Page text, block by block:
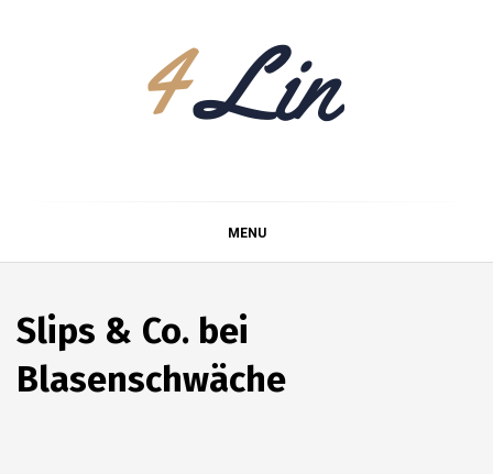
MENU
Slips & Co. bei
Blasenschwäche